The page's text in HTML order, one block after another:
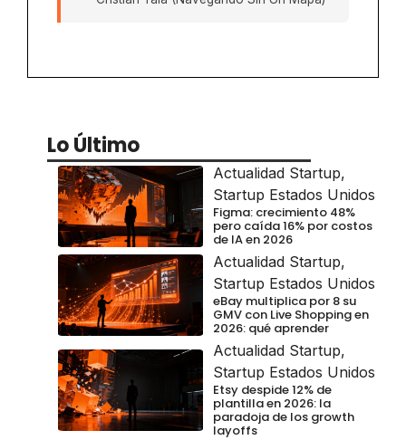
Lo Último
Actualidad Startup,
Startup Estados Unidos
Figma: crecimiento 48%
pero caída 16% por costos
de IA en 2026
Actualidad Startup,
Startup Estados Unidos
eBay multiplica por 8 su
GMV con Live Shopping en
2026: qué aprender
Actualidad Startup,
Startup Estados Unidos
Etsy despide 12% de
plantilla en 2026: la
paradoja de los growth
layoffs